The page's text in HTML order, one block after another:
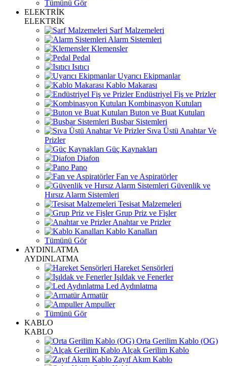
Tümünü Gör
ELEKTRİK
ELEKTRİK
Sarf Malzemeleri
Alarm Sistemleri
Klemensler
Pedal
Isıtıcı
Uyarıcı Ekipmanlar
Kablo Makarası
Endüstriyel Fiş ve Prizler
Kombinasyon Kutuları
Buton ve Buat Kutuları
Busbar Sistemleri
Sıva Üstü Anahtar Ve
Prizler
Güç Kaynakları
Diafon
Pano
Fan ve Aspiratörler
Güvenlik ve
Hırsız Alarm Sistemleri
Tesisat Malzemeleri
Grup Priz ve Fişler
Anahtar ve Prizler
Kablo Kanalları
Tümünü Gör
AYDINLATMA
AYDINLATMA
Hareket Sensörleri
Işıldak ve Fenerler
Led Aydınlatma
Armatür
Ampuller
Tümünü Gör
KABLO
KABLO
Orta Gerilim Kablo (OG)
Alçak Gerilim Kablo
Zayıf Akım Kablo